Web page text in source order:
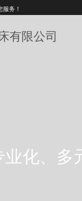
有限公司
务！
业化、多